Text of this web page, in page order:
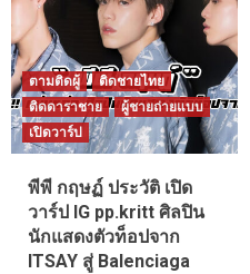
ตามติดผู้
ติดชายไทย
ติดดาราชาย
ผู้ชายถ่ายแบบ
เปิดวาร์ป
พีพี กฤษฏ์ ประวัติ เปิด
วาร์ป IG pp.kritt ศิลปิน
นักแสดงตัวท็อปจาก
ITSAY สู่ Balenciaga